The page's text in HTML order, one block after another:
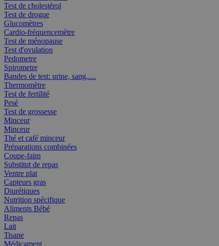
Test de cholestérol
Test de drogue
Glucomètres
Cardio-fréquencemètre
Test de ménopause
Test d'ovulation
Pedometre
Spirometre
Bandes de test: urine, sang,....
Thermomètre
Test de fertilité
Pesé
Test de grossesse
Minceur
Minceur
Thé et café minceur
Préparations combinées
Coupe-faim
Substitut de repas
Ventre plat
Capteurs gras
Diurétiques
Nutrition spécifique
Aliments Bébé
Repas
Lait
Tisane
Médicament